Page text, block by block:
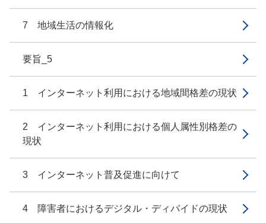
7 地域生活の情報化
要旨_5
1 インターネット利用における地域間格差の現状
2 インターネット利用における個人属性別格差の
現状
3 インターネット普及促進に向けて
4 障害者におけるデジタル・ディバイドの現状